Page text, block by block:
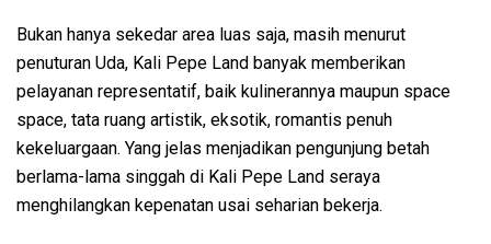
Bukan hanya sekedar area luas saja, masih menurut
penuturan Uda, Kali Pepe Land banyak memberikan
pelayanan representatif, baik kulinerannya maupun space
space, tata ruang artistik, eksotik, romantis penuh
kekeluargaan. Yang jelas menjadikan pengunjung betah
berlama-lama singgah di Kali Pepe Land seraya
menghilangkan kepenatan usai seharian bekerja.